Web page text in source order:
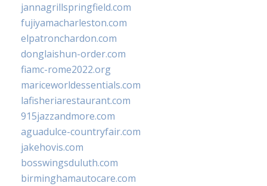
jannagrillspringfield.com
fujiyamacharleston.com
elpatronchardon.com
donglaishun-order.com
fiamc-rome2022.org
mariceworldessentials.com
lafisheriarestaurant.com
915jazzandmore.com
aguadulce-countryfair.com
jakehovis.com
bosswingsduluth.com
birminghamautocare.com